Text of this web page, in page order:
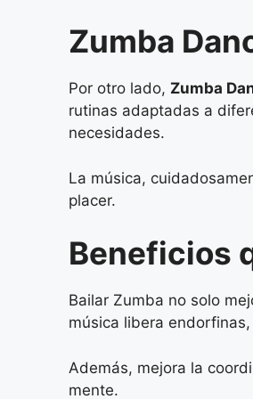
Zumba
Por otro lado, Zumba
rutinas adaptadas a
necesidades.
La música,
placer.
Beneficios
Bailar Zumba no solo
música libera
Además, mejora la
mente.